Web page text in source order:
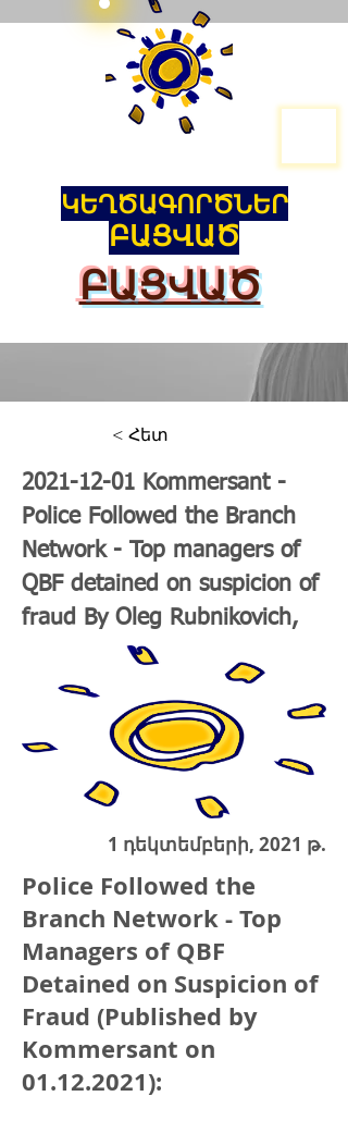
ԿԵՂԾԱԳՈՐԾՆԵՐ
ԲԱՑՎԱԾ
ԲԱՑՎԱԾ
< Հետ
2021-12-01 Kommersant -
Police Followed the Branch
Network - Top managers of
QBF detained on suspicion of
fraud By Oleg Rubnikovich,
1 դեկտեմբերի, 2021 թ.
Police Followed the
Branch Network - Top
Managers of QBF
Detained on Suspicion of
Fraud (Published by
Kommersant on
01.12.2021):